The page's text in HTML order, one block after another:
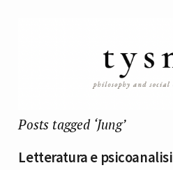
Posts tagged ‘Jung’
Letteratura e psicoanalisi